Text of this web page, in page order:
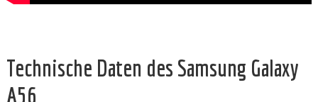
Technische Daten des Samsung Galaxy
A56